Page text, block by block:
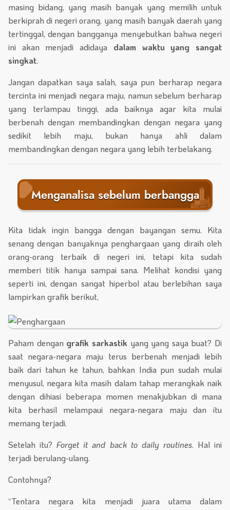
masing bidang, yang masih banyak yang memilih untuk
berkiprah di negeri orang, yang masih banyak daerah yang
tertinggal, dengan bangganya menyebutkan bahwa negeri
ini akan menjadi adidaya dalam waktu yang sangat
singkat.
Jangan dapatkan saya salah, saya pun berharap negara
tercinta ini menjadi negara maju, namun sebelum berharap
yang terlampau tinggi, ada baiknya agar kita mulai
berbenah dengan membandingkan dengan negara yang
sedikit lebih maju, bukan hanya ahli dalam
membandingkan dengan negara yang lebih terbelakang.
Menganalisa sebelum berbangga
Kita tidak ingin bangga dengan bayangan semu. Kita
senang dengan banyaknya penghargaan yang diraih oleh
orang-orang terbaik di negeri ini, tetapi kita sudah
memberi titik hanya sampai sana. Melihat kondisi yang
seperti ini, dengan sangat hiperbol atau berlebihan saya
lampirkan grafik berikut,
Paham dengan grafik sarkastik yang yang saya buat? Di
saat negara-negara maju terus berbenah menjadi lebih
baik dari tahun ke tahun, bahkan India pun sudah mulai
menyusul, negara kita masih dalam tahap merangkak naik
dengan dihiasi beberapa momen menakjubkan di mana
kita berhasil melampaui negara-negara maju dan itu
memang terjadi.
Setelah itu?Forget it and back to daily routines. Hal ini
terjadi berulang-ulang.
Contohnya?
“Tentara negara kita menjadi juara utama dalam